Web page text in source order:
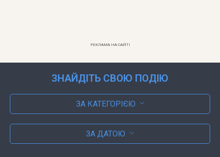
РЕКЛАМА НА САЙТІ
ЗНАЙДІТЬ СВОЮ ПОДІЮ
ЗА КАТЕГОРІЄЮ
ЗА ДАТОЮ